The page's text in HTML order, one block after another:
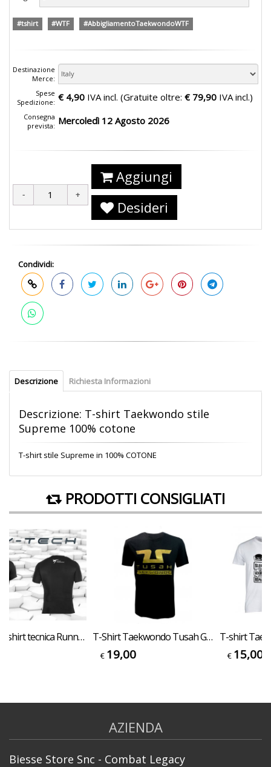
#tshirt #WTF #AbbigliamentoTaekwondoWTF
Destinazione
Merce:
Spese
Spedizione: € 4,90 IVA incl. (Gratuite oltre: € 79,90 IVA incl.)
Consegna
prevista: Mercoledì 12 Agosto 2026
Aggiungi
Desideri
Condividi:
Descrizione Richiesta Informazioni
Descrizione: T-shirt Taekwondo stile
Supreme 100% cotone
T-shirt stile Supreme in 100% COTONE
PRODOTTI CONSIGLIATI
Tusah - T-shirt tecnica Runner con sistema DryTech traspirante Taekwondo T-Shirt Taekwondo Tusah Gold Nera 100% Cotone WT WTF
€ 19,00 € 15,00
AZIENDA
Biesse Store Snc - Combat Legacy